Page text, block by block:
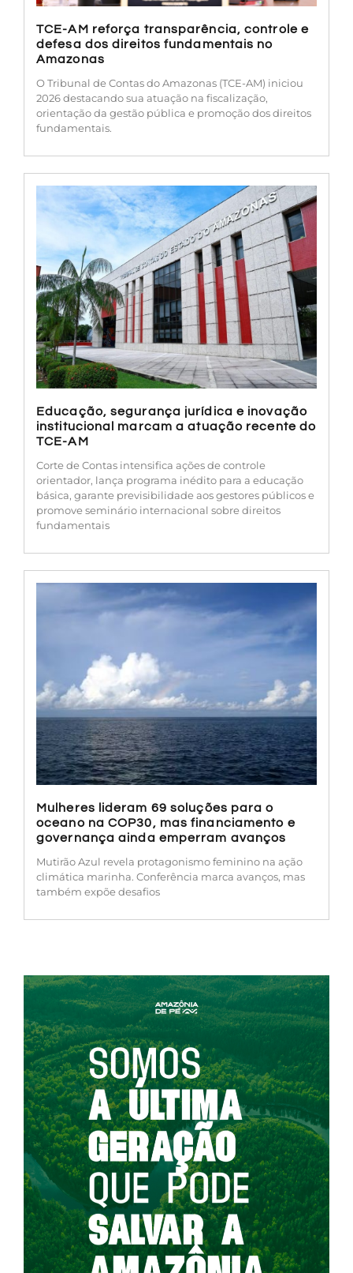
TCE-AM reforça transparência, controle e
defesa dos direitos fundamentais no
Amazonas
O Tribunal de Contas do Amazonas (TCE-AM) iniciou
2026 destacando sua atuação na fiscalização,
orientação da gestão pública e promoção dos direitos
fundamentais.
Educação, segurança jurídica e inovação
institucional marcam a atuação recente do
TCE-AM
Corte de Contas intensifica ações de controle
orientador, lança programa inédito para a educação
básica, garante previsibilidade aos gestores públicos e
promove seminário internacional sobre direitos
fundamentais
Mulheres lideram 69 soluções para o
oceano na COP30, mas financiamento e
governança ainda emperram avanços
Mutirão Azul revela protagonismo feminino na ação
climática marinha. Conferência marca avanços, mas
também expõe desafios